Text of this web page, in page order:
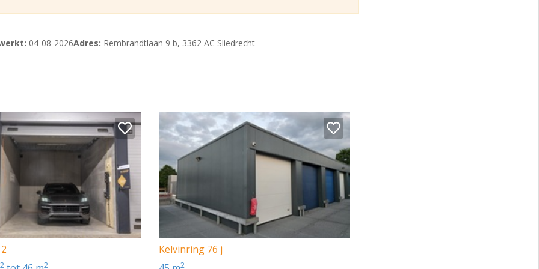
verhuurder.
als voorschot op onderstaande leveringen en diensten:
De levering van elektra- en gas verloopt via de
behoeve van het gebruik van elektra en gas wordt door de gebruiker van
in rekening gebracht. Het gebruik van elektra en gas zal periodiek
en derhalve niet genoemd bij het metrage).
verhuurder.
04-08-2026Adres: Rembrandtlaan 9 b, 3362 AC Sliedrecht
2 2
Kelvinring 76 j
2